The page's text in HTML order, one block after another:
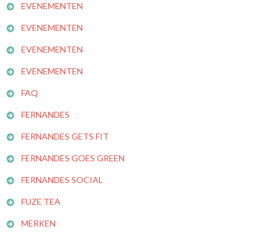
EVENEMENTEN
EVENEMENTEN
EVENEMENTEN
EVENEMENTEN
FAQ
FERNANDES
FERNANDES GETS FIT
FERNANDES GOES GREEN
FERNANDES SOCIAL
FUZE TEA
MERKEN